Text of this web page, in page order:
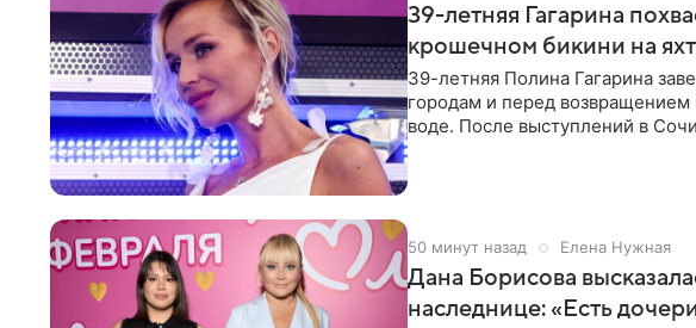
39-летняя Гагарина
крошечном бикини на
39-летняя Полина Гагарина
городам и перед
воде. После выступлений в
50 минут назад Елена Нужная
Дана Борисова
наследнице: «Есть